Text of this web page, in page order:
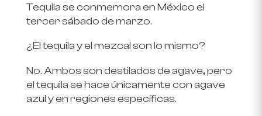
Tequila se conmemora en México el
tercer sábado de marzo.
¿El tequila y el mezcal son lo mismo?
No. Ambos son destilados de agave, pero
el tequila se hace únicamente con agave
azul y en regiones específicas.